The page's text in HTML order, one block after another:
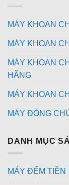
MÁY KHOAN
MÁY KHOAN
MÁY KHOAN
HÃNG
MÁY KHOAN
MÁY ĐÓNG
DANH MỤC
MÁY ĐẾM TIỀN